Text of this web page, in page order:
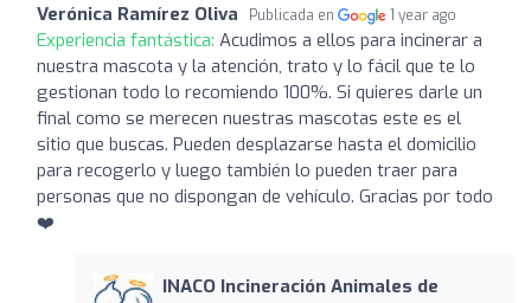
Verónica Ramírez Oliva Publicada en 1 year ago
Experiencia fantástica: Acudimos a ellos para incinerar a
nuestra mascota y la atención, trato y lo fácil que te lo
gestionan todo lo recomiendo 100%. Si quieres darle un
final como se merecen nuestras mascotas este es el
sitio que buscas. Pueden desplazarse hasta el domicilio
para recogerlo y luego también lo pueden traer para
personas que no dispongan de vehículo. Gracias por todo
❤️
INACO Incineración Animales de